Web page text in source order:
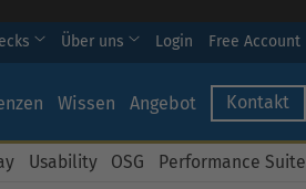
Über uns Login Free Account
Wissen Angebot Kontakt
Usability OSG Performance Suite